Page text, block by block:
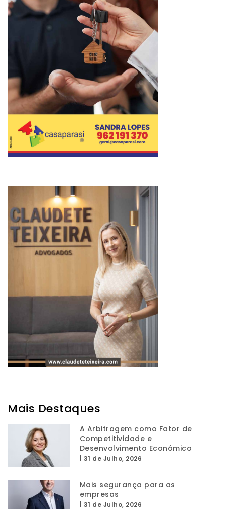
Mais Destaques
A Arbitragem como Fator de
Competitividade e
Desenvolvimento Económico
31 de Julho, 2026
Mais segurança para as
empresas
31 de Julho, 2026